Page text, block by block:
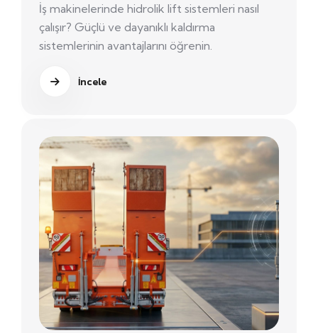
İş makinelerinde hidrolik lift sistemleri nasıl
çalışır? Güçlü ve dayanıklı kaldırma
sistemlerinin avantajlarını öğrenin.
İncele